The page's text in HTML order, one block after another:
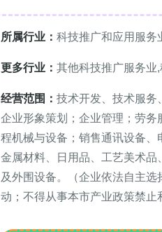
所属行业： 科技推广和应用服务
更多行业： 其他科技推广服务业
经营范围： 技术开发、技术服务
企业形象策划；企业管理；劳
程机械与设备；销售通讯设备、
金属材料、日用品、工艺美术
及外围设备。（企业依法自主
动；不得从事本市产业政策禁止